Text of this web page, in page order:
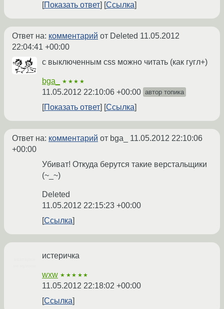
Показать ответ
Ссылка
Ответ на: комментарий от Deleted 11.05.2012
22:04:41 +00:00
с выключенным css можно читать (как гугл+)
bga_ ★★★★
11.05.2012 22:10:06 +00:00 автор топика
Показать ответ Ссылка
Ответ на: комментарий от bga_ 11.05.2012 22:10:06
+00:00
Убиват! Откуда берутся такие верстальщики
(~_~)
Deleted
11.05.2012 22:15:23 +00:00
Ссылка
истеричка
wxw ★★★★★
11.05.2012 22:18:02 +00:00
Ссылка